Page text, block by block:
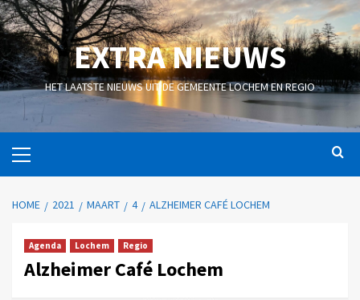
EXTRA NIEUWS
HET LAATSTE NIEUWS UIT DE GEMEENTE LOCHEM EN REGIO
HOME 2021 MAART 4 ALZHEIMER CAFÉ LOCHEM
Agenda Lochem Regio
Alzheimer Café Lochem